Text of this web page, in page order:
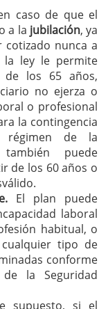
caso de que el
a la jubilación, ya
nunca a
la ley le permite
los 65 años,
no ejerza o
o profesional
la contingencia
régimen de la
puede
de los 60 años o
El plan puede
laboral
habitual, o
tipo de
conforme
la Seguridad
supuesto, si el